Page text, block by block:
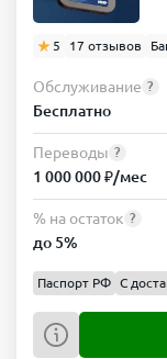
5 17 отзывов
Обслуживание ?
Бесплатно
Переводы ?
1 000 000 ₽/мес
% на остаток ?
до 5%
Паспорт РФ С